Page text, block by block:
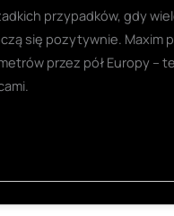
przypadków, gdy
się pozytywnie. Maxim
przez pół Europy –